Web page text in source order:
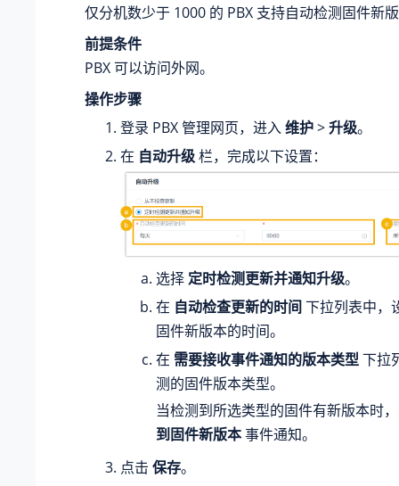
仅分机数少于 1000 的 PBX 支持自动检测固件新
前提条件
PBX 可以访问外网。
操作步骤
登录 PBX 管理网页，进入维护>升级。
在 自动升级栏，完成以下设置：
选择 定时检测更新并通知升级。
在 自动检查更新的时间 下拉列表中，
固件新版本的时间。
在 需要接收事件通知的版本类型下拉
测的固件版本类型。
当检测到所选类型的固件有新版本时
到固件新版本事件通知。
点击 保存。